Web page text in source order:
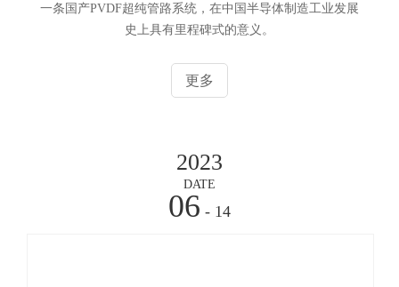
一条国产PVDF超纯管路系统，在中国半导体制造工业发展
史上具有里程碑式的意义。
更多
2023
DATE
06 - 14